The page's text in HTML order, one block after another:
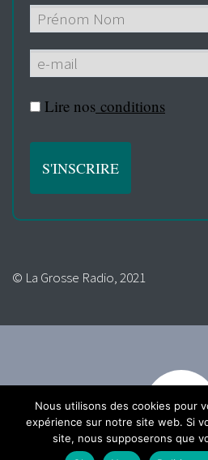
Lire nos conditions
© La Grosse Radio, 2021
Nous utilisons des cookies pour
expérience sur notre site web. Si
site, nous supposerons que